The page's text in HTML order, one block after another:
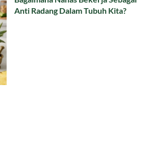
Anti Radang Dalam Tubuh Kita?